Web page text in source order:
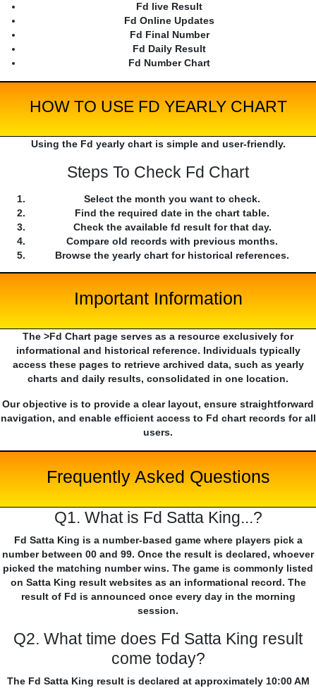
Fd live Result
Fd Online Updates
Fd Final Number
Fd Daily Result
Fd Number Chart
HOW TO USE FD YEARLY CHART
Using the Fd yearly chart is simple and user-friendly.
Steps To Check Fd Chart
Select the month you want to check.
Find the required date in the chart table.
Check the available fd result for that day.
Compare old records with previous months.
Browse the yearly chart for historical references.
Important Information
The >Fd Chart page serves as a resource exclusively for
informational and historical reference. Individuals typically
access these pages to retrieve archived data, such as yearly
charts and daily results, consolidated in one location.
Our objective is to provide a clear layout, ensure straightforward
navigation, and enable efficient access to Fd chart records for all
users.
Frequently Asked Questions
Q1. What is Fd Satta King...?
Fd Satta King is a number-based game where players pick a
number between 00 and 99. Once the result is declared, whoever
picked the matching number wins. The game is commonly listed
on Satta King result websites as an informational record. The
result of Fd is announced once every day in the morning
session.
Q2. What time does Fd Satta King result
come today?
The Fd Satta King result is declared at approximately 10:00 AM